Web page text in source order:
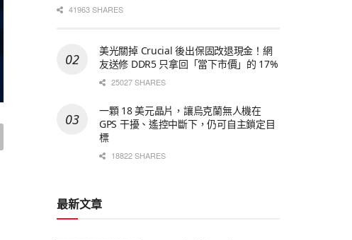
41963 SHARES
美光關掉 Crucial 後出保固改退現金！網
友送修 DDR5 只拿回「當下市價」的 17%
25027 SHARES
一顆 18 美元晶片，讓烏克蘭無人機在
GPS 干擾、遙控中斷下，仍可自主鎖定目
標
18822 SHARES
最新文章